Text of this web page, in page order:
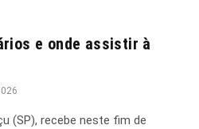
e onde assistir à
(SP), recebe neste fim de